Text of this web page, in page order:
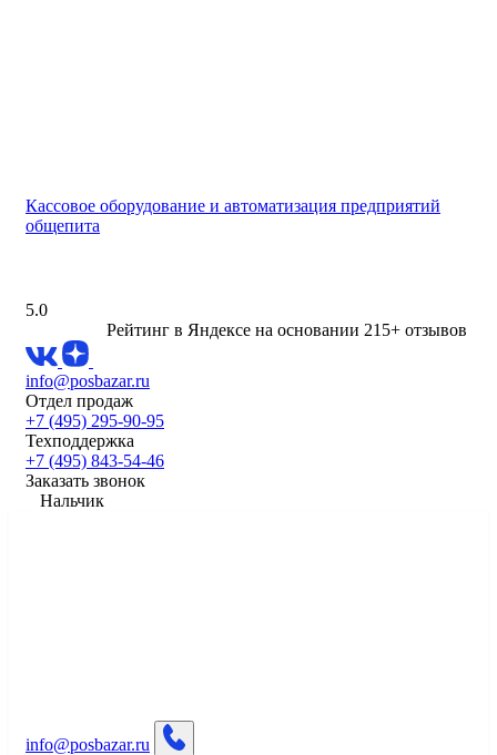
Кассовое оборудование и автоматизация предприятий
общепита
5.0
Рейтинг в Яндексе на основании 215+ отзывов
info@posbazar.ru
Отдел продаж
+7 (495) 295-90-95
Техподдержка
+7 (495) 843-54-46
Заказать звонок
Нальчик
info@posbazar.ru